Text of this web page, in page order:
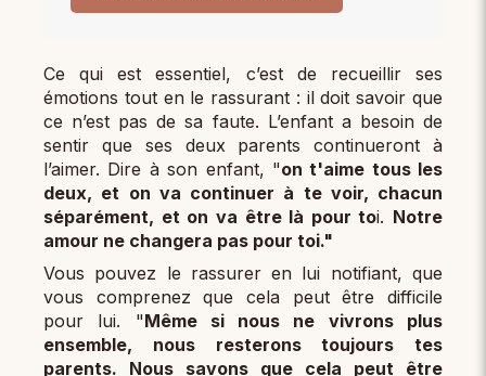
Ce qui est essentiel, c’est de recueillir ses
émotions tout en le rassurant : il doit savoir que
ce n’est pas de sa faute. L’enfant a besoin de
sentir que ses deux parents continueront à
l’aimer. Dire à son enfant, "on t'aime tous les
deux, et on va continuer à te voir, chacun
séparément, et on va être là pour toi. Notre
amour ne changera pas pour toi."
Vous pouvez le rassurer en lui notifiant, que
vous comprenez que cela peut être difficile
pour lui. "Même si nous ne vivrons plus
ensemble, nous resterons toujours tes
parents. Nous savons que cela peut être